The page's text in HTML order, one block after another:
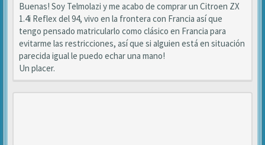
Buenas! Soy Telmolazi y me acabo de comprar un Citroen ZX
1.4i Reflex del 94, vivo en la frontera con Francia así que
tengo pensado matricularlo como clásico en Francia para
evitarme las restricciones, así que si alguien está en situación
parecida igual le puedo echar una mano!
Un placer.